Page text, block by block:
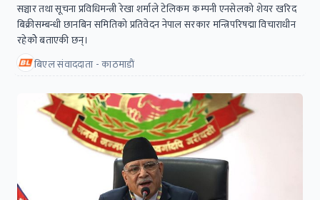
सञ्चार तथा सूचना प्रविधिमन्त्री रेखा शर्माले टेलिकम कम्पनी एनसेलको शेयर खरिद
बिक्रीसम्बन्धी छानबिन समितिको प्रतिवेदन नेपाल सरकार मन्त्रिपरिषद्मा विचाराधीन
रहेकोे बताएकी छन्।
बिएल संवाददाता - काठमाडाैं